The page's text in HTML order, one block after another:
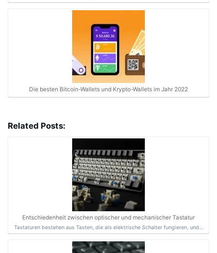
Die besten Bitcoin-Wallets und Krypto-Wallets im Jahr 2022
Related Posts:
Entschiedenheit zwischen optischer und mechanischer Tastatur
Tastaturen bestehen aus Tasten, die als elektrische Schalter fungieren, und…